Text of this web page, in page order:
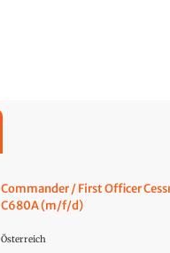
Commander / First Officer
C680A (m/f/d)
Österreich